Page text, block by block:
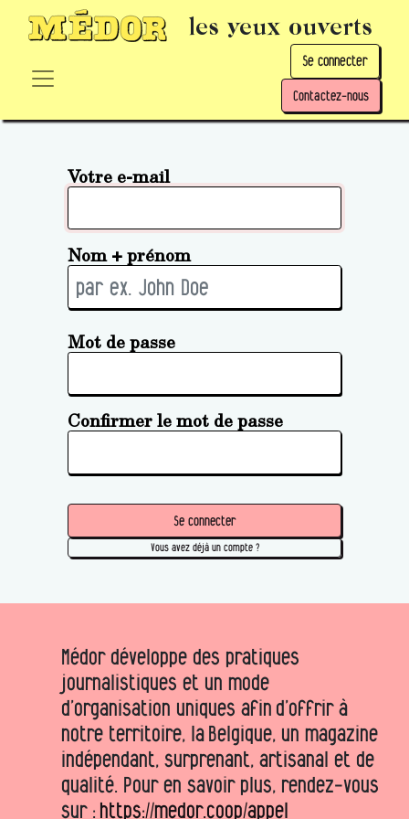
les yeux ouverts
Se connecter
Contactez-nous
Votre e-mail
Nom + prénom
Mot de passe
Confirmer le mot de passe
Se connecter
Vous avez déjà un compte ?
Médor développe des pratiques
journalistiques et un mode
d’organisation uniques afin d’offrir à
notre territoire, la Belgique, un magazine
indépendant, surprenant, artisanal et de
qualité. Pour en savoir plus, rendez-vous
sur : https://medor.coop/appel